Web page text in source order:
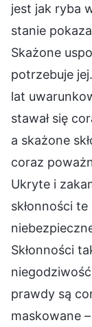
jest jak ryba
stanie
Skażone
potrzebuje
lat
stawał się
a skażone
coraz
Ukryte i
skłonności
Skłonności
prawdy są
maskowane